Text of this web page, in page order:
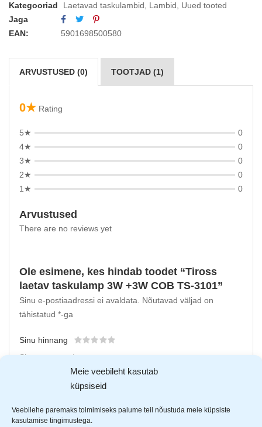
Meie veebileht kasutab
küpsiseid
Veebilehe paremaks toimimiseks palume teil nõustuda meie küpsiste
kasutamise tingimustega.
Kategooriad
Laetavad taskulambid Lambid
Uued tooted
Jaga
EAN:
5901698500580
ARVUSTUSED (0) TOOTJAD (1)
0★ Rating
5★
0
4★
0
3★
0
2★
0
1★
0
Arvustused
There are no reviews yet
Ole esimene, kes hindab toodet “Tiross
laetav taskulamp 3W +3W COB TS-3101”
Sinu e-postiaadressi ei avaldata.
Nõutavad väljad on
tähistatud *-ga
Sinu hinnang
Sinu arvustus
*